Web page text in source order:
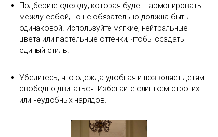
Подберите одежду, которая будет гармонировать
между собой, но не обязательно должна быть
одинаковой. Используйте мягкие, нейтральные
цвета или пастельные оттенки, чтобы создать
единый стиль.
Убедитесь, что одежда удобная и позволяет детям
свободно двигаться. Избегайте слишком строгих
или неудобных нарядов.